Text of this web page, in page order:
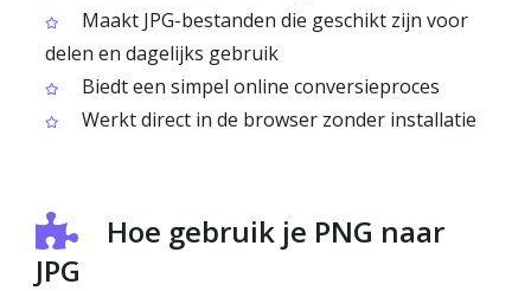
Maakt JPG-bestanden die geschikt zijn voor
delen en dagelijks gebruik
Biedt een simpel online conversieproces
Werkt direct in de browser zonder installatie
Hoe gebruik je PNG naar
JPG